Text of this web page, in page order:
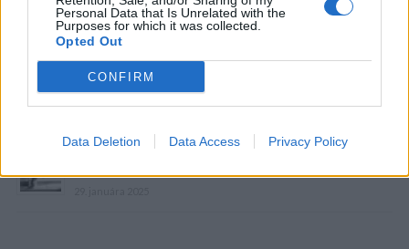
Personal Data that Is Unrelated with the
Purposes for which it was collected.
Opted Out
CONFIRM
Data Deletion Data Access Privacy Policy
Prečítajte si aj
Dôverujte si, rozprávajte sa a užívajte si: 6 tipov, ako mať z intímneho
zblíženia intenzívnejší pôžitok
Máte vysokú spotrebu vody a málo úspor na blížiace sa ročné